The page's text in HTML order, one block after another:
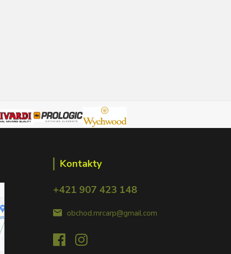
Kontakty
+421 907 423 148
obchod.mrcarp@gmail.com